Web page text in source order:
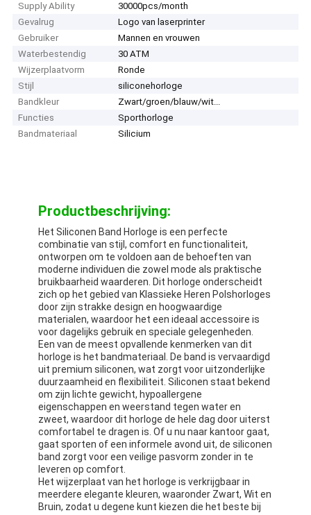
Supply Ability
30000pcs/month
Gevalrug
Logo van laserprinter
Gebruiker
Mannen en vrouwen
Waterbestendig
30 ATM
Wijzerplaatvorm
Ronde
Stijl
siliconehorloge
Bandkleur
Zwart/groen/blauw/wit...
Functies
Sporthorloge
Bandmateriaal
Silicium
Productbeschrijving:
Het Siliconen Band Horloge is een perfecte
combinatie van stijl, comfort en functionaliteit,
ontworpen om te voldoen aan de behoeften van
moderne individuen die zowel mode als praktische
bruikbaarheid waarderen. Dit horloge onderscheidt
zich op het gebied van Klassieke Heren Polshorloges
door zijn strakke design en hoogwaardige
materialen, waardoor het een ideaal accessoire is
voor dagelijks gebruik en speciale gelegenheden.
Een van de meest opvallende kenmerken van dit
horloge is het bandmateriaal. De band is vervaardigd
uit premium siliconen, wat zorgt voor uitzonderlijke
duurzaamheid en flexibiliteit. Siliconen staat bekend
om zijn lichte gewicht, hypoallergene
eigenschappen en weerstand tegen water en
zweet, waardoor dit horloge de hele dag door uiterst
comfortabel te dragen is. Of u nu naar kantoor gaat,
gaat sporten of een informele avond uit, de siliconen
band zorgt voor een veilige pasvorm zonder in te
leveren op comfort.
Het wijzerplaat van het horloge is verkrijgbaar in
meerdere elegante kleuren, waaronder Zwart, Wit en
Bruin, zodat u degene kunt kiezen die het beste bij